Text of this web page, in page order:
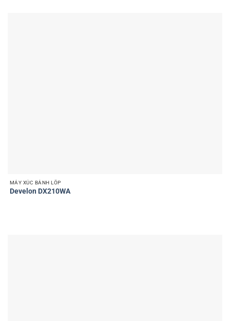
MÁY XÚC BÁNH LỐP
Develon DX210WA